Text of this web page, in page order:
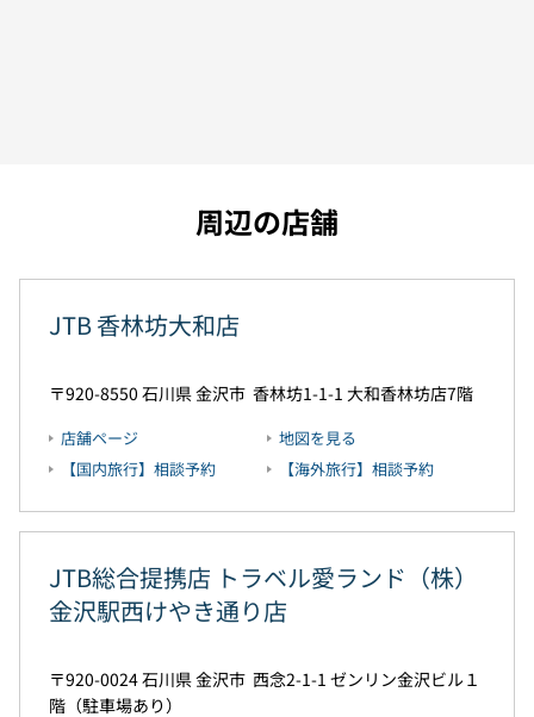
周辺の店舗
JTB 香林坊大和店
920-8550 石川県金沢市 香林坊1-1-1 大和香林坊店7階
店舗ページ
【国内旅行】相談予約
地図を見る
【海外旅行】相談予約
JTB総合提携店 トラベル愛ランド（株）
金沢駅西けやき通り店
920-0024石川県金沢市 西念2-1-1 ゼンリン金沢ビル１
階（駐車場あり）